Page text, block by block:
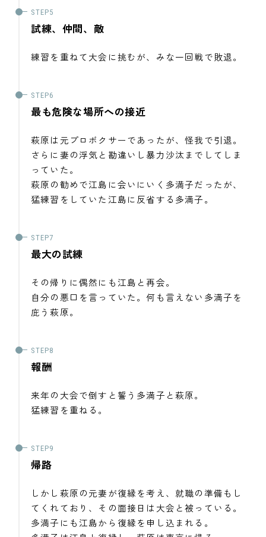
試練、仲間、敵
練習を重ねて大会に挑むが、みな一回戦で敗退。
最も危険な場所への接近
萩原は元プロボクサーであったが、怪我で引退。
さらに妻の浮気と勘違いし暴力沙汰までしてしま
っていた。
萩原の勧めで江島に会いにいく多満子だったが、
猛練習をしていた江島に反省する多満子。
最大の試練
その帰りに偶然にも江島と再会。
自分の悪口を言っていた。何も言えない多満子を
庇う萩原。
報酬
来年の大会で倒すと誓う多満子と萩原。
猛練習を重ねる。
帰路
しかし萩原の元妻が復縁を考え、就職の準備もし
てくれており、その面接日は大会と被っている。
多満子にも江島から復縁を申し込まれる。